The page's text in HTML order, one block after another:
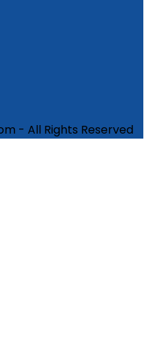
- All Rights Reserved